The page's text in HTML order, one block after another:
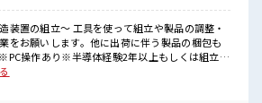
雇用契約を結んだ上で、
の日に入社決定もできる！
装置の組立～ 工具を使って組立や製品の調整・
をお願いします。他に出荷に伴う製品の梱包も
操作あり※半導体経験2年以上もしくは組立経
スタートにも